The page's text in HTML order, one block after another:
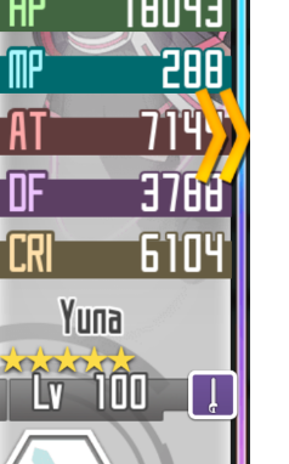
문화상품권 10000원
(추첨)
100
문화상품권 5000원 (추
첨)
100 밥알
5,000원 (추첨)